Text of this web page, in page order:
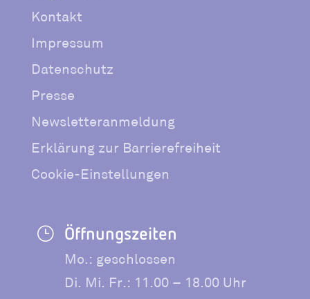
Kontakt
Impressum
Datenschutz
Presse
Newsletteranmeldung
Erklärung zur Barrierefreiheit
Cookie-Einstellungen
} Öffnungszeiten
Mo.: geschlossen
Di. Mi. Fr.: 11.00 – 18.00 Uhr